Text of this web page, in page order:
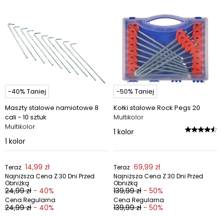
-40% Taniej
Maszty stalowe namiotowe 8
cali - 10 sztuk
Multikolor
1 kolor
Teraz 14,99 zł
Najniższa Cena Z 30 Dni Przed
Obniżką
24,99 zł - 40%
Cena Regularna
24,99 zł - 40%
-50% Taniej
Kołki stalowe Rock Pegs 20
Multikolor
1 kolor
Teraz 69,99 zł
Najniższa Cena Z 30 Dni Przed
Obniżką
139,99 zł - 50%
Cena Regularna
139,99 zł - 50%